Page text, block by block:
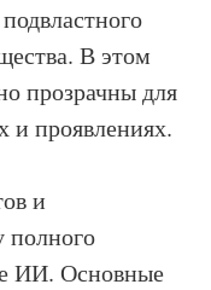
В этом
прозрачны для
и проявлениях.
и
полного
ИИ. Основные